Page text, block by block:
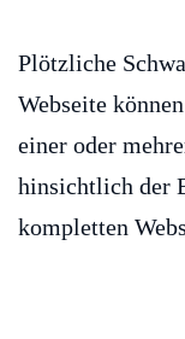
Plötzliche
Webseite
einer oder
hinsichtlich der
kompletten